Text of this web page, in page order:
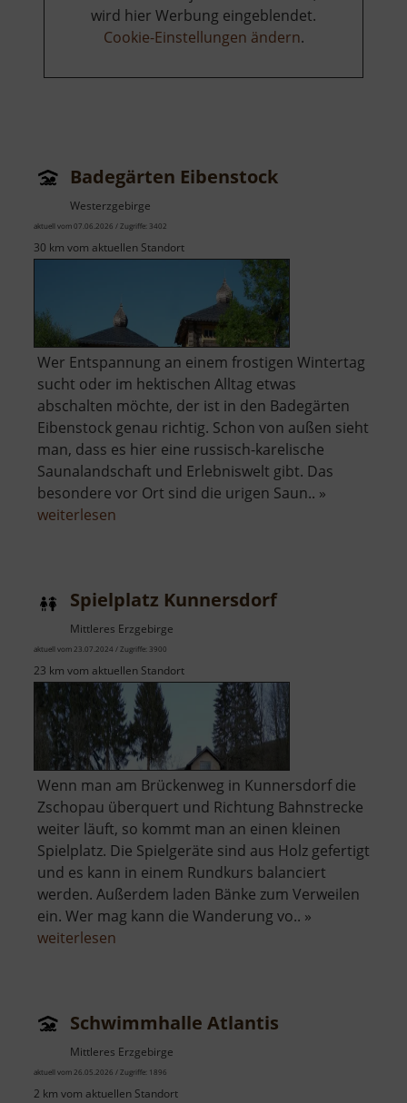
wird hier Werbung eingeblendet.
Cookie-Einstellungen ändern.
Badegärten Eibenstock
Westerzgebirge
aktuell vom 07.06.2026 / Zugriffe: 3402
30 km vom aktuellen Standort
Wer Entspannung an einem frostigen Wintertag
sucht oder im hektischen Alltag etwas
abschalten möchte, der ist in den Badegärten
Eibenstock genau richtig. Schon von außen sieht
man, dass es hier eine russisch-karelische
Saunalandschaft und Erlebniswelt gibt. Das
besondere vor Ort sind die urigen Saun.. »
weiterlesen
Spielplatz Kunnersdorf
Mittleres Erzgebirge
aktuell vom 23.07.2024 / Zugriffe: 3900
23 km vom aktuellen Standort
Wenn man am Brückenweg in Kunnersdorf die
Zschopau überquert und Richtung Bahnstrecke
weiter läuft, so kommt man an einen kleinen
Spielplatz. Die Spielgeräte sind aus Holz gefertigt
und es kann in einem Rundkurs balanciert
werden. Außerdem laden Bänke zum Verweilen
ein. Wer mag kann die Wanderung vo.. »
weiterlesen
Schwimmhalle Atlantis
Mittleres Erzgebirge
aktuell vom 26.05.2026 / Zugriffe: 1896
2 km vom aktuellen Standort